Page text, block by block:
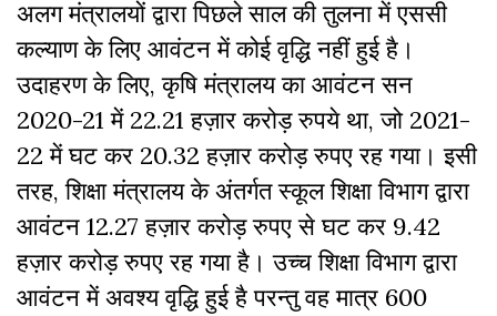
अलग मंत्रालयों द्वारा पिछले साल की तुलना में एससी
कल्याण के लिए आवंटन में कोई वृद्धि नहीं हुई है।
उदाहरण के लिए, कृषि मंत्रालय का आवंटन सन
2020-21 में 22.21 हज़ार करोड़ रुपये था, जो 2021-
22 में घट कर 20.32 हज़ार करोड़ रुपए रह गया। इसी
तरह, शिक्षा मंत्रालय के अंतर्गत स्कूल शिक्षा विभाग द्वारा
आवंटन 12.27 हज़ार करोड़ रुपए से घट कर 9.42
हज़ार करोड़ रुपए रह गया है। उच्च शिक्षा विभाग द्वारा
आवंटन में अवश्य वृद्धि हुई है परन्तु वह मात्र 600